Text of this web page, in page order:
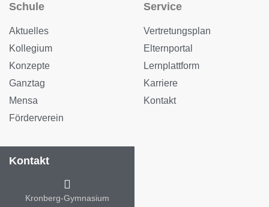
Schule
Aktuelles
Kollegium
Konzepte
Ganztag
Mensa
Förderverein
Service
Vertretungsplan
Elternportal
Lernplattform
Karriere
Kontakt
Kontakt
Kronberg-Gymnasium